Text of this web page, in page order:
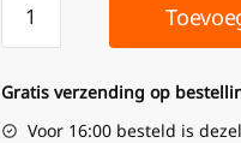
Gratis verzending op
Voor 16:00 besteld is